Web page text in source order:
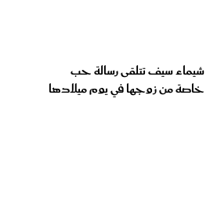
شيماء سيف تتلقى رسالة حب
خاصة من زوجها في يوم ميلادها